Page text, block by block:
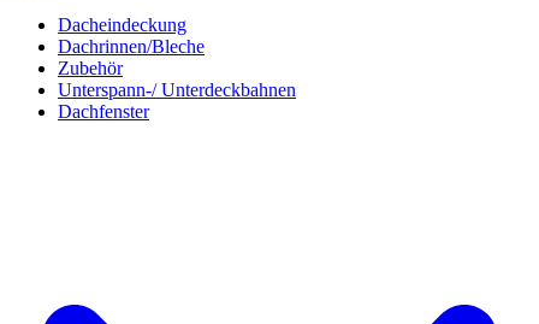
Dacheindeckung
Dachrinnen/Bleche
Zubehör
Unterspann-/ Unterdeckbahnen
Dachfenster